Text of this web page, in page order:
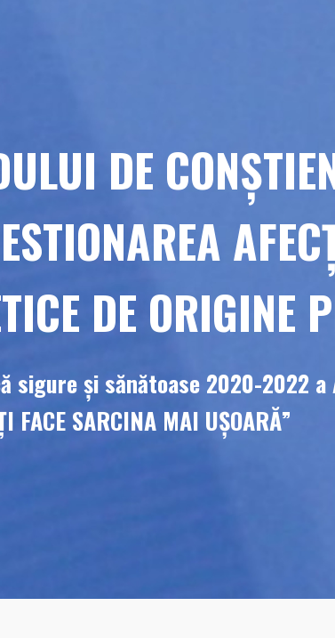
DE
DE ORIGINE
sigure și sănătoase 2020-2022
SARCINA MAI UȘOARĂ”